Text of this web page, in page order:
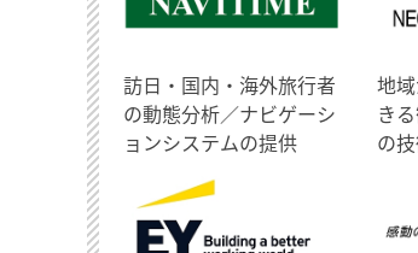
訪日・国内・海外旅行者
の動態分析／ナビゲーシ
ョンシステムの提供
地
き
の